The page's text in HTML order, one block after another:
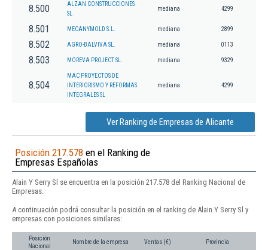
8.500
ALZAN CONSTRUCCIONES
SL
mediana 4299
8.501 MECANYMOLD S.L. mediana 2899
8.502 AGRO-BALVIVA SL. mediana 0113
8.503 MOREVA PROJECT SL. mediana 9329
8.504
MAC PROYECTOS DE
INTERIORISMO Y REFORMAS
INTEGRALES SL
mediana 4299
Ver Ranking de Empresas de Alicante
Posición 217.578 en el Ranking de
Empresas Españolas
Alain Y Serry Sl se encuentra en la posición 217.578 del Ranking Nacional de
Empresas.
A continuación podrá consultar la posición en el ranking de Alain Y Serry Sl y
empresas con posiciones similares:
Posición
Nacional
Nombre de la empresa Ventas (€) Provincia